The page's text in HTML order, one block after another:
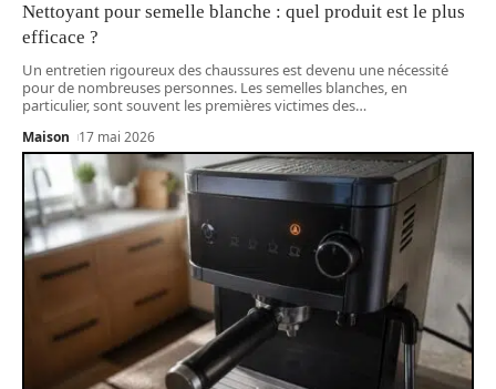
Nettoyant pour semelle blanche : quel produit est le plus
efficace ?
Un entretien rigoureux des chaussures est devenu une nécessité
pour de nombreuses personnes. Les semelles blanches, en
particulier, sont souvent les premières victimes des…
Maison 17 mai 2026